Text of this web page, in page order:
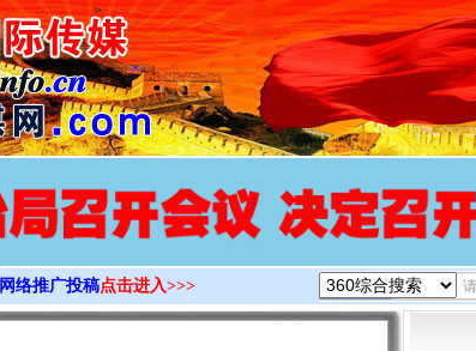
>
网络推广投稿点击进入>>>